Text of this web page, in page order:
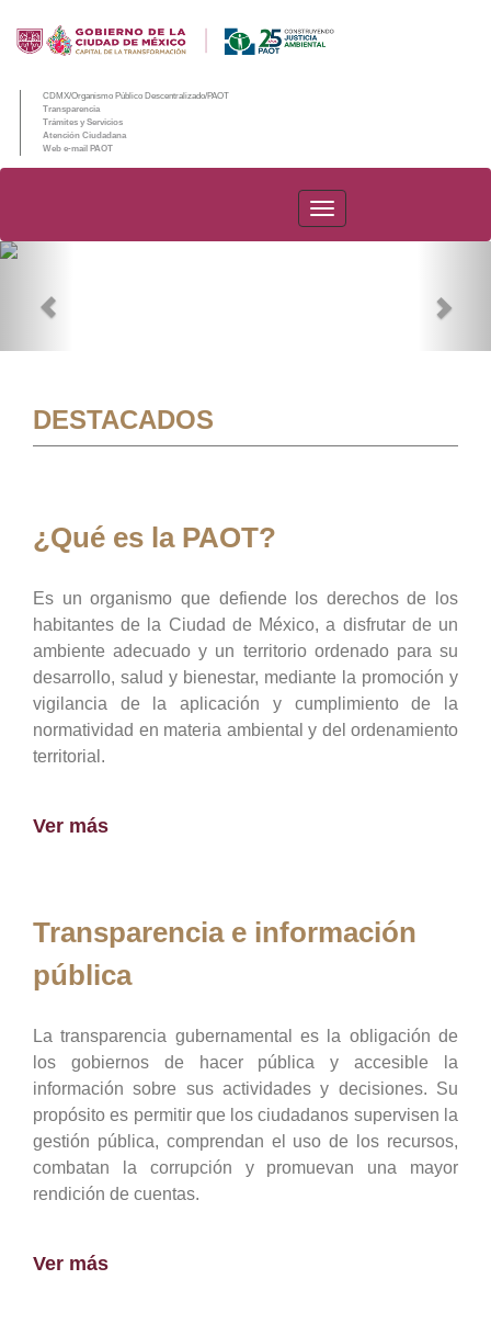
CDMX/Organismo Público Descentralizado/PAOT
Transparencia
Trámites y Servicios
Atención Ciudadana
Web e-mail PAOT
PAOT
DESTACADOS
¿Qué es la PAOT?
Es un organismo que defiende los derechos de los
habitantes de la Ciudad de México, a disfrutar de un
ambiente adecuado y un territorio ordenado para su
desarrollo, salud y bienestar, mediante la promoción y
vigilancia de la aplicación y cumplimiento de la
normatividad en materia ambiental y del ordenamiento
territorial.
Ver más
Transparencia e información
pública
La transparencia gubernamental es la obligación de
los gobiernos de hacer pública y accesible la
información sobre sus actividades y decisiones. Su
propósito es permitir que los ciudadanos supervisen la
gestión pública, comprendan el uso de los recursos,
combatan la corrupción y promuevan una mayor
rendición de cuentas.
Ver más